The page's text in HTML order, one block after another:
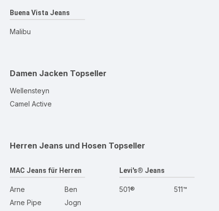
Buena Vista Jeans
Malibu
Damen Jacken Topseller
Wellensteyn
Camel Active
Herren Jeans und Hosen Topseller
MAC Jeans für Herren
Arne
Arne Pipe
Ben
Jogn
Levi's® Jeans
501® 511™